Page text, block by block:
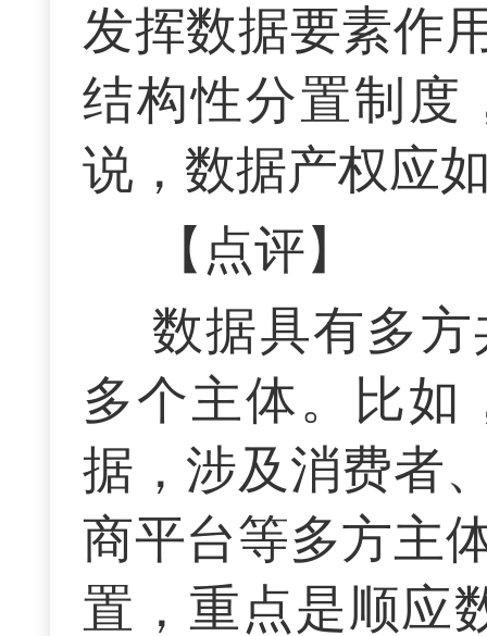
发挥数据要素作
结构性分置制度
说，数据产权应
【点评】
数据具有多
多个主体。比如
据，涉及消费者
商平台等多方主
置，重点是顺应